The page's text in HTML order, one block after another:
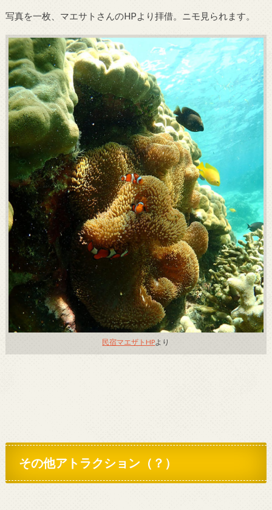
写真を一枚、マエサトさんのHPより拝借。ニモ見られます。
民宿マエザトHPより
その他アトラクション（？）